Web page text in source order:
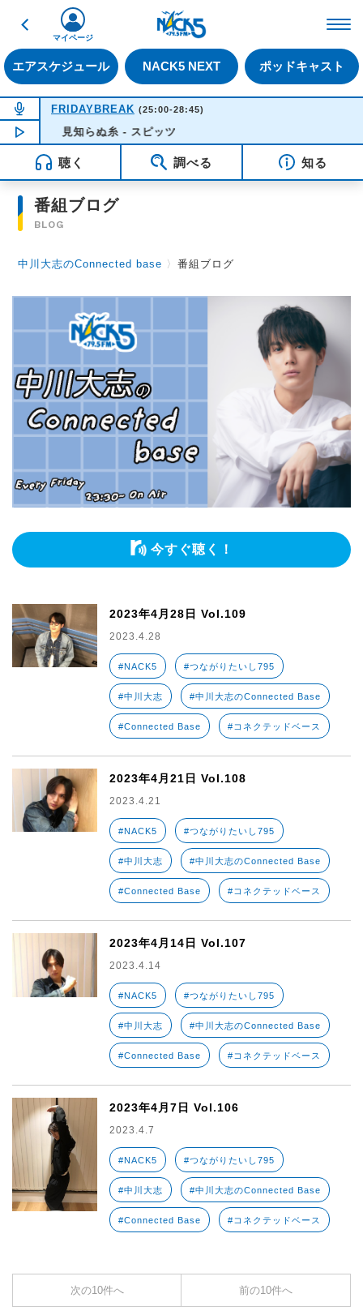
戻る
エアスケジュール NACK5 NEXT ポッドキャスト
マイページ
NOW ON AIR
FRIDAYBREAK (25:00-28:45)
NOW PLAYING01:04
見知らぬ糸 - スピッツ
聴く 調べる 知る
番組ブログ
BLOG
中川大志のConnected base 〉番組ブログ
今すぐ聴く！
2023年4月28日 Vol.109
2023.4.28
#NACK5 #つながりたいし795
#中川大志 #中川大志のConnected Base
#Connected Base #コネクテッドベース
2023年4月21日 Vol.108
2023.4.21
#NACK5 #つながりたいし795
#中川大志 #中川大志のConnected Base
#Connected Base #コネクテッドベース
2023年4月14日 Vol.107
2023.4.14
#NACK5 #つながりたいし795
#中川大志 #中川大志のConnected Base
#Connected Base #コネクテッドベース
2023年4月7日 Vol.106
2023.4.7
#NACK5 #つながりたいし795
#中川大志 #中川大志のConnected Base
#Connected Base #コネクテッドベース
次の10件へ 前の10件へ